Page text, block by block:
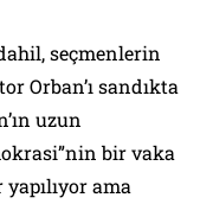
seçmenlerin
Orban’ı sandıkta
uzun
bir vaka
ama